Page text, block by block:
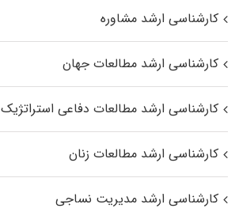
کارشناسی ارشد مشاوره
کارشناسی ارشد مطالعات جهان
کارشناسی ارشد مطالعات دفاعی استراتژیک
کارشناسی ارشد مطالعات زنان
کارشناسی ارشد مدیریت نساجی